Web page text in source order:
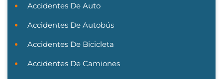
Accidentes De Auto
Accidentes De Autobús
Accidentes De Bicicleta
Accidentes De Camiones